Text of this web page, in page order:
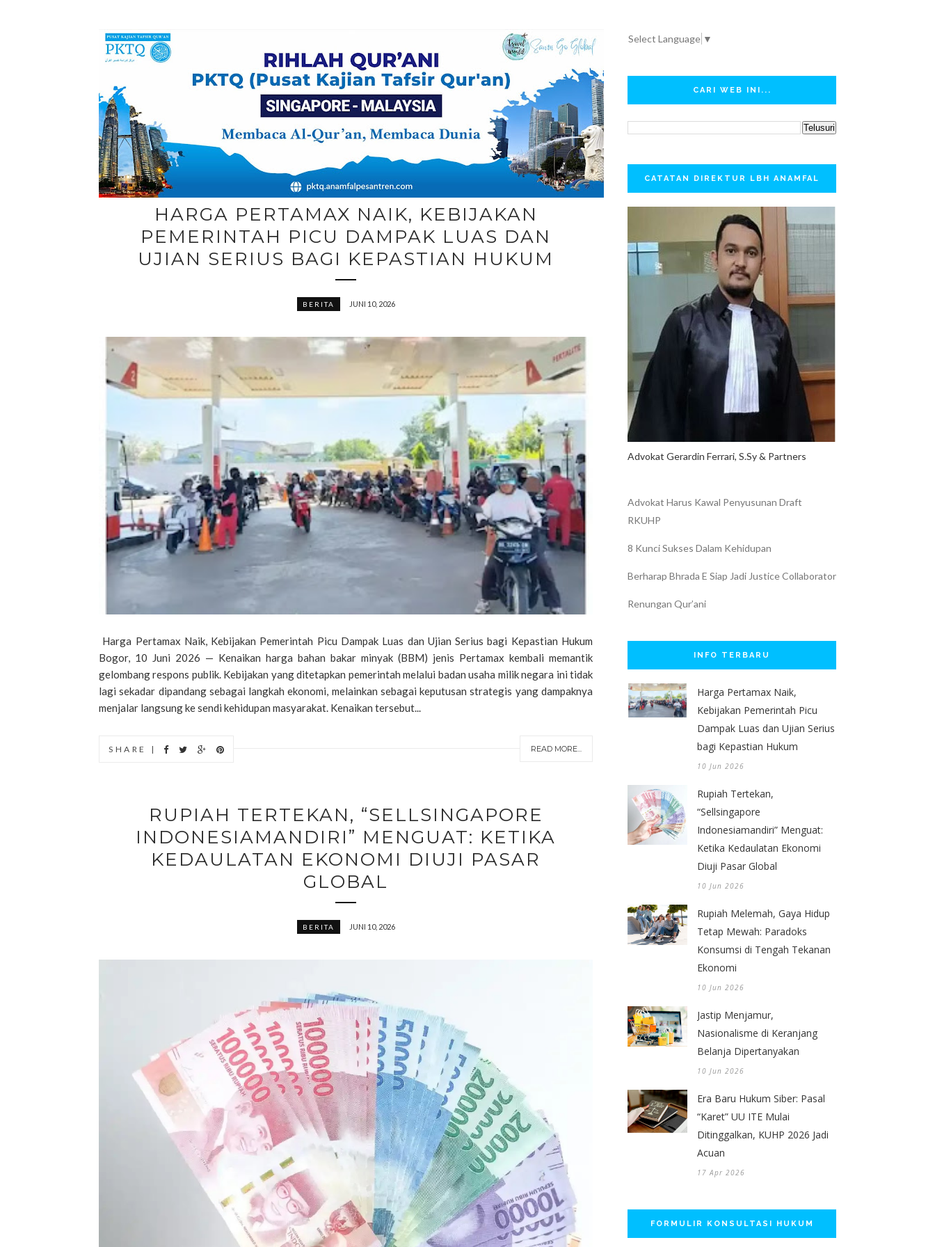
HARGA PERTAMAX NAIK, KEBIJAKAN
PEMERINTAH PICU DAMPAK LUAS DAN
UJIAN SERIUS BAGI KEPASTIAN HUKUM
BERITA JUNI 10, 2026
Harga Pertamax Naik, Kebijakan Pemerintah Picu Dampak Luas dan Ujian Serius bagi Kepastian Hukum
Bogor, 10 Juni 2026 — Kenaikan harga bahan bakar minyak (BBM) jenis Pertamax kembali memantik
gelombang respons publik. Kebijakan yang ditetapkan pemerintah melalui badan usaha milik negara ini tidak
lagi sekadar dipandang sebagai langkah ekonomi, melainkan sebagai keputusan strategis yang dampaknya
menjalar langsung ke sendi kehidupan masyarakat. Kenaikan tersebut...
READ MORE...
SHARE |
RUPIAH TERTEKAN, “SELLSINGAPORE
INDONESIAMANDIRI” MENGUAT: KETIKA
KEDAULATAN EKONOMI DIUJI PASAR
GLOBAL
BERITA JUNI 10, 2026
Select Language ▼
CARI WEB INI...
CATATAN DIREKTUR LBH ANAMFAL
Advokat Gerardin Ferrari, S.Sy & Partners
Advokat Harus Kawal Penyusunan Draft
RKUHP
8 Kunci Sukses Dalam Kehidupan
Berharap Bhrada E Siap Jadi Justice Collaborator
Renungan Qur’ani
INFO TERBARU
Harga Pertamax Naik,
Kebijakan Pemerintah Picu
Dampak Luas dan Ujian Serius
bagi Kepastian Hukum
10 Jun 2026
Rupiah Tertekan,
“Sellsingapore
Indonesiamandiri” Menguat:
Ketika Kedaulatan Ekonomi
Diuji Pasar Global
10 Jun 2026
Rupiah Melemah, Gaya Hidup
Tetap Mewah: Paradoks
Konsumsi di Tengah Tekanan
Ekonomi
10 Jun 2026
Jastip Menjamur,
Nasionalisme di Keranjang
Belanja Dipertanyakan
10 Jun 2026
Era Baru Hukum Siber: Pasal
“Karet” UU ITE Mulai
Ditinggalkan, KUHP 2026 Jadi
Acuan
17 Apr 2026
FORMULIR KONSULTASI HUKUM